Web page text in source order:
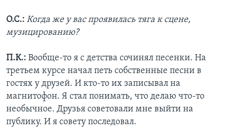
О.С.: Когда же у вас проявилась тяга к сцене,
музицированию?
П.К.: Вообще-то я с детства сочинял песенки. На
третьем курсе начал петь собственные песни в
гостях у друзей. И кто-то их записывал на
магнитофон. Я стал понимать, что делаю что-то
необычное. Друзья советовали мне выйти на
публику. И я совету последовал.